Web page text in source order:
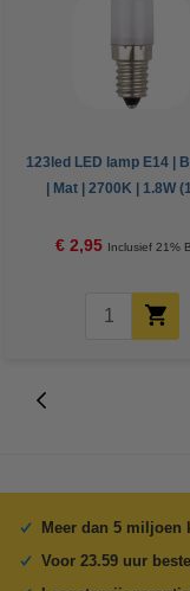
123led LED lamp E14 |
| Mat | 2700K | 1.8W
€ 2,95 Inclusief 21%
Meer dan 5 miljoen
Voor 23.59 uur